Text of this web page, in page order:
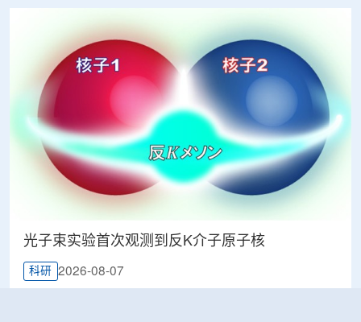
光子束实验首次观测到反K介子原子核
科研 2026-08-07